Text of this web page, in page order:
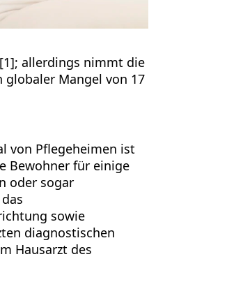
allerdings nimmt die
globaler Mangel von 17
von Pflegeheimen ist
Bewohner für einige
oder sogar
sowie
diagnostischen
Hausarzt des